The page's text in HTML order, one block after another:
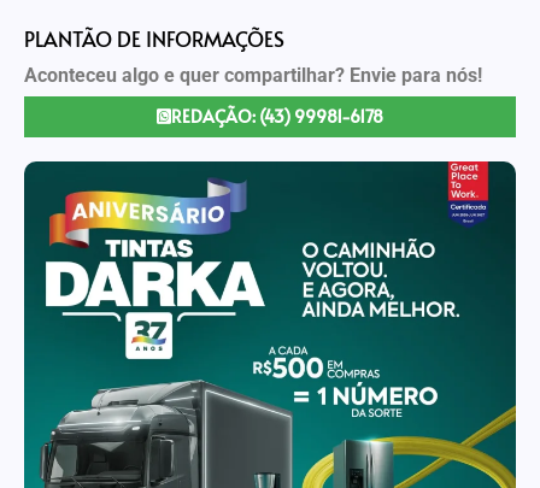
PLANTÃO DE INFORMAÇÕES
Aconteceu algo e quer compartilhar? Envie para nós!
REDAÇÃO: (43) 99981-6178